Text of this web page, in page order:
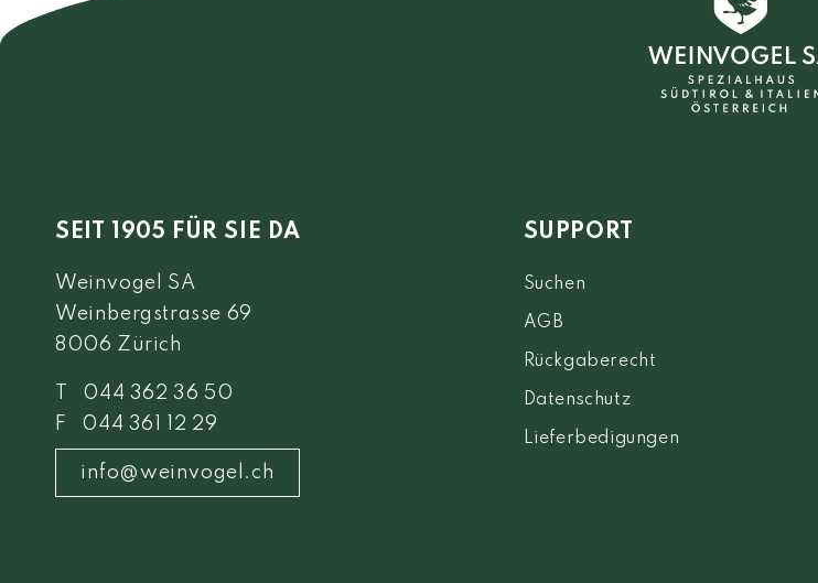
SEIT 1905 FÜR SIE DA
Weinvogel SA
Weinbergstrasse 69
8006 Zürich
T 044 362 36 50
F 044 361 12 29
info@weinvogel.ch
SUPPORT
Suchen
AGB
Rückgaberecht
Datenschutz
Lieferbedigungen